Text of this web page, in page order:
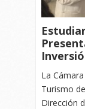
La
Turismo
Dirección